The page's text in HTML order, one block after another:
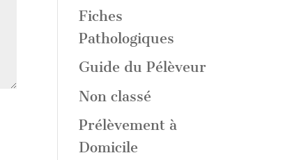
Fiches
Pathologiques
Guide du Pélèveur
Non classé
Prélèvement à
Domicile